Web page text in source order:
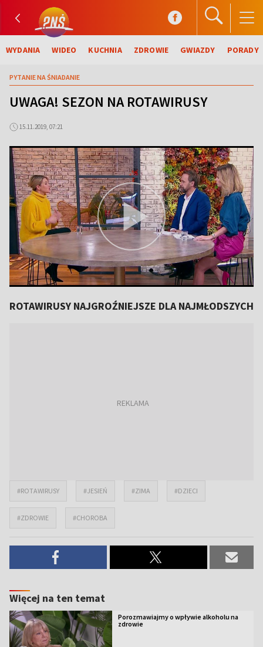
WYDANIA WIDEO KUCHNIA ZDROWIE GWIAZDY PORADY
PYTANIE NA ŚNIADANIE
UWAGA! SEZON NA ROTAWIRUSY
15.11.2019, 07:21
ROTAWIRUSY NAJGROŹNIEJSZE DLA NAJMŁODSZYCH
#ROTAWIRUSY #JESIEŃ #ZIMA #DZIECI
#ZDROWIE #CHOROBA
Więcej na ten temat
Porozmawiajmy o wpływie alkoholu na
zdrowie